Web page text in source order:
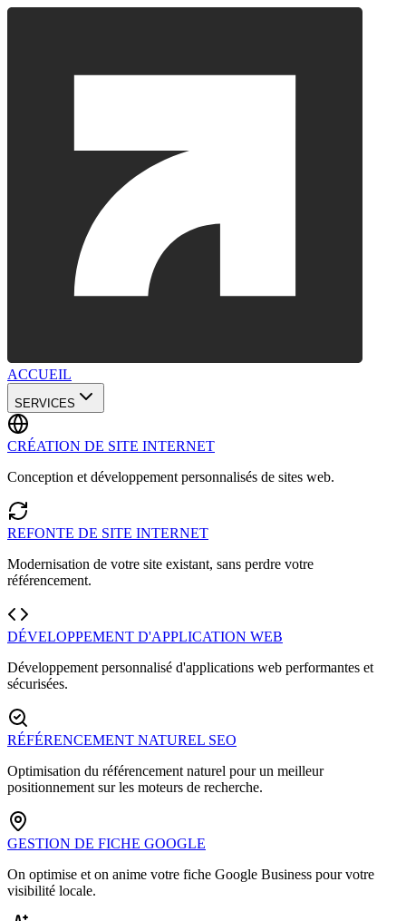
ACCUEIL
SERVICES
CRÉATION DE SITE INTERNET
Conception et développement personnalisés de sites web.
REFONTE DE SITE INTERNET
Modernisation de votre site existant, sans perdre votre
référencement.
DÉVELOPPEMENT D'APPLICATION WEB
Développement personnalisé d'applications web performantes et
sécurisées.
RÉFÉRENCEMENT NATUREL SEO
Optimisation du référencement naturel pour un meilleur
positionnement sur les moteurs de recherche.
GESTION DE FICHE GOOGLE
On optimise et on anime votre fiche Google Business pour votre
visibilité locale.